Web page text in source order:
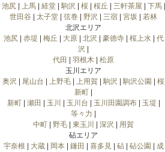
池尻| 上馬| 経堂| 駒沢 桜| 桜丘 三軒茶屋 下馬|
世田谷
太子堂 弦巻 野沢 三宿 宮坂
若林
北沢エリア
池尻| 赤堤 梅丘 大原| 北沢 豪徳寺| 桜上水| 代
沢
代田
羽根木
松原
玉川エリア
奥沢
尾山台 上野毛 上用賀 駒沢 駒沢公園
桜
新町
新町| 瀬田 玉川 玉川台 玉川田園調布| 玉堤
等々力
中町
野毛 東玉川 深沢
用賀
砧エリア
宇奈根
大蔵| 岡本| 鎌田 喜多見| 砧| 砧公園
成